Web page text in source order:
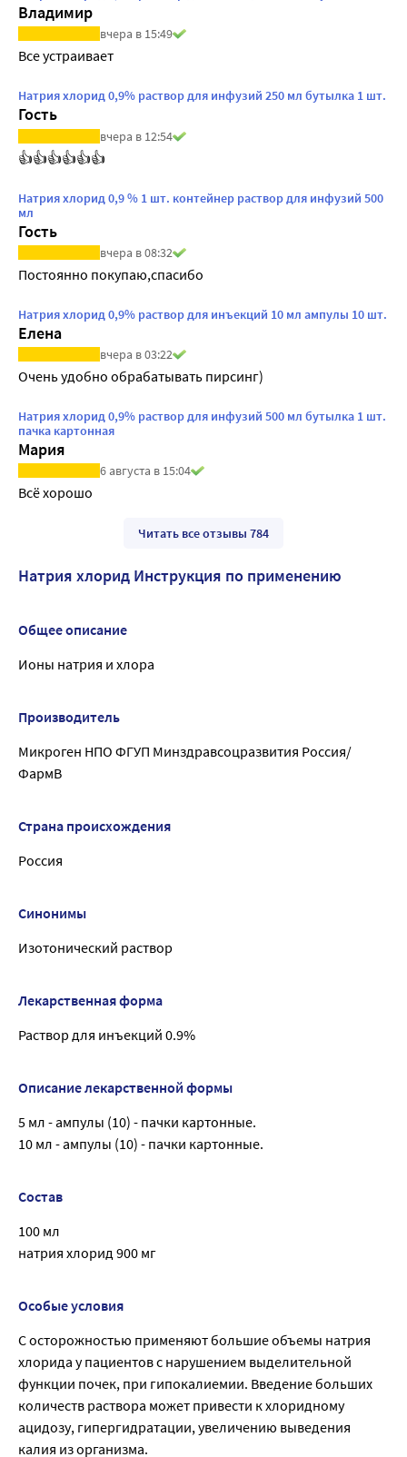
Владимир
вчера в 15:49
Все устраивает
Натрия хлорид 0,9% раствор для инфузий 250 мл бутылка 1 шт.
Гость
вчера в 12:54
👍👍👍👍👍👍
Натрия хлорид 0,9 % 1 шт. контейнер раствор для инфузий 500
мл
Гость
вчера в 08:32
Постоянно покупаю,спасибо
Натрия хлорид 0,9% раствор для инъекций 10 мл ампулы 10 шт.
Елена
вчера в 03:22
Очень удобно обрабатывать пирсинг)
Натрия хлорид 0,9% раствор для инфузий 500 мл бутылка 1 шт.
пачка картонная
Мария
6 августа в 15:04
Всё хорошо
Читать все отзывы 784
Натрия хлорид Инструкция по применению
Общее описание
Ионы натрия и хлора
Производитель
Микроген НПО ФГУП Минздравсоцразвития Россия/
ФармВ
Страна происхождения
Россия
Синонимы
Изотонический раствор
Лекарственная форма
Раствор для инъекций 0.9%
Описание лекарственной формы
5 мл - ампулы (10) - пачки картонные.
10 мл - ампулы (10) - пачки картонные.
Состав
100 мл
натрия хлорид 900 мг
Особые условия
С осторожностью применяют большие объемы натрия
хлорида у пациентов с нарушением выделительной
функции почек, при гипокалиемии. Введение больших
количеств раствора может привести к хлоридному
ацидозу, гипергидратации, увеличению выведения
калия из организма.